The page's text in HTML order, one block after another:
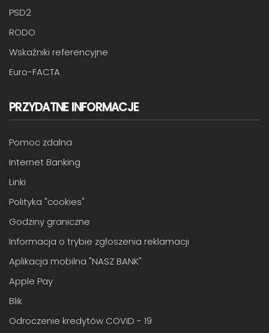
PSD2
RODO
Wskaźniki referencyjne
Euro-FACTA
PRZYDATNE INFORMACJE
Pomoc zdalna
Internet Banking
Linki
Polityka "cookies"
Godziny graniczne
Informacja o trybie zgłoszenia reklamacji
Aplikacja mobilna "NASZ BANK"
Apple Pay
Blik
Odroczenie kredytów COVID - 19